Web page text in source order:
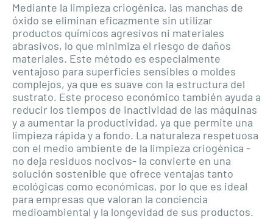
Mediante la limpieza criogénica, las manchas de
óxido se eliminan eficazmente sin utilizar
productos químicos agresivos ni materiales
abrasivos, lo que minimiza el riesgo de daños
materiales. Este método es especialmente
ventajoso para superficies sensibles o moldes
complejos, ya que es suave con la estructura del
sustrato. Este proceso económico también ayuda a
reducir los tiempos de inactividad de las máquinas
y a aumentar la productividad, ya que permite una
limpieza rápida y a fondo. La naturaleza respetuosa
con el medio ambiente de la limpieza criogénica -
no deja residuos nocivos- la convierte en una
solución sostenible que ofrece ventajas tanto
ecológicas como económicas, por lo que es ideal
para empresas que valoran la conciencia
medioambiental y la longevidad de sus productos.